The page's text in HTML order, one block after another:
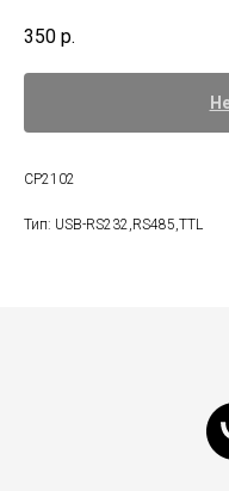
350 р.
CP2102
Тип: USB-RS232,RS485,TTL